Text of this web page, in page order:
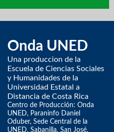
Onda UNED
Una produccion de la
Escuela de Ciencias Sociales
y Humanidades de la
Universidad Estatal a
Distancia de Costa Rica
Centro de Producción: Onda
UNED, Paraninfo Daniel
Oduber, Sede Central de la
UNED, Sabanilla, San José,